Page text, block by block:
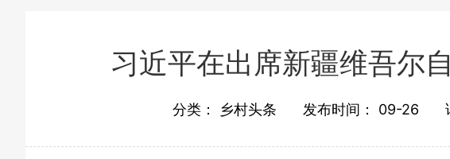
习近平在出席新疆维吾尔
分类： 乡村头条 发布时间： 09-26